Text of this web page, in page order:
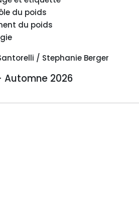
du poids
du poids
/ Stephanie Berger
Automne 2026